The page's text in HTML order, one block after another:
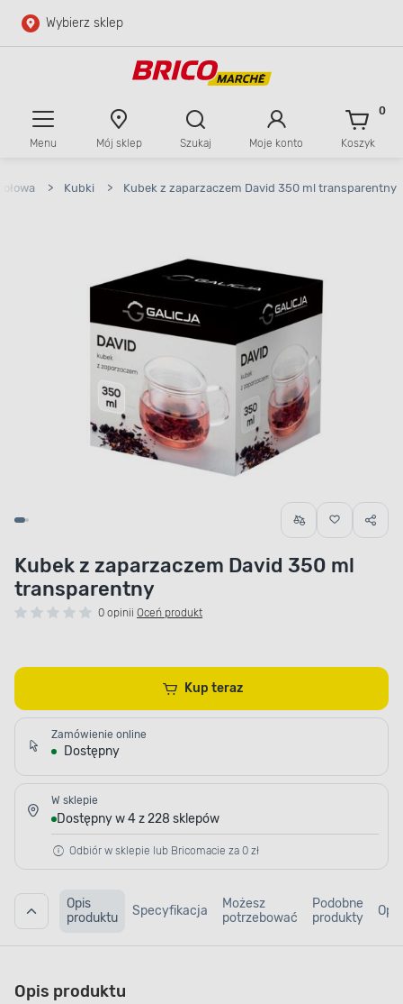
Przejdź do głównej zawartości
Wybierz sklep
Menu Mój sklep Szukaj Moje konto Koszyk
0
> Kubki > Kubek z zaparzaczem David 350 ml transparentny
Kubek z zaparzaczem David 350 ml
transparentny
0 opinii Oceń produkt
Kup teraz
Zamówienie online
Dostępny
W sklepie
Dostępny w 4 z 228 sklepów
Odbiór w sklepie lub Bricomacie za 0 zł
Opis
produktu
Specyfikacja
Możesz
potrzebować
Podobne
produkty
Opis produktu